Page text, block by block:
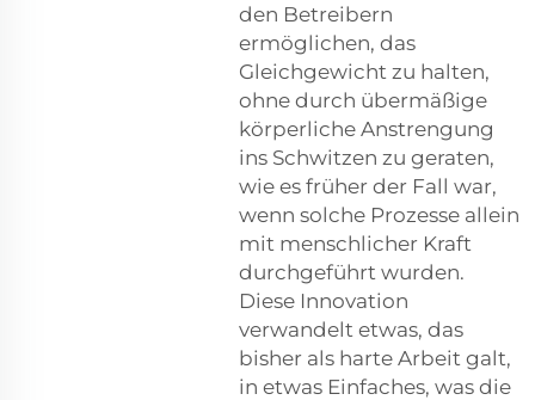
den Betreibern
ermöglichen, das
Gleichgewicht zu halten,
ohne durch übermäßige
körperliche Anstrengung
ins Schwitzen zu geraten,
wie es früher der Fall war,
wenn solche Prozesse allein
mit menschlicher Kraft
durchgeführt wurden.
Diese Innovation
verwandelt etwas, das
bisher als harte Arbeit galt,
in etwas Einfaches, was die